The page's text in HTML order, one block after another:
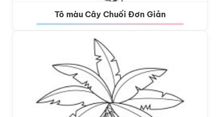
Tô màu Cây Chuối Đơn Giản